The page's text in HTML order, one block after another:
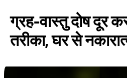
ग्रह-वास्तु दोष दूर
तरीका, घर से